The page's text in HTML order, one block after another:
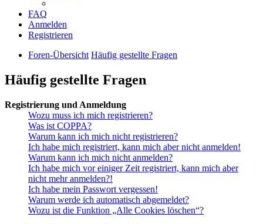
FAQ
Anmelden
Registrieren
Foren-Übersicht Häufig gestellte Fragen
Häufig gestellte Fragen
Registrierung und Anmeldung
Wozu muss ich mich registrieren?
Was ist COPPA?
Warum kann ich mich nicht registrieren?
Ich habe mich registriert, kann mich aber nicht anmelden!
Warum kann ich mich nicht anmelden?
Ich habe mich vor einiger Zeit registriert, kann mich aber
nicht mehr anmelden?!
Ich habe mein Passwort vergessen!
Warum werde ich automatisch abgemeldet?
Wozu ist die Funktion „Alle Cookies löschen“?